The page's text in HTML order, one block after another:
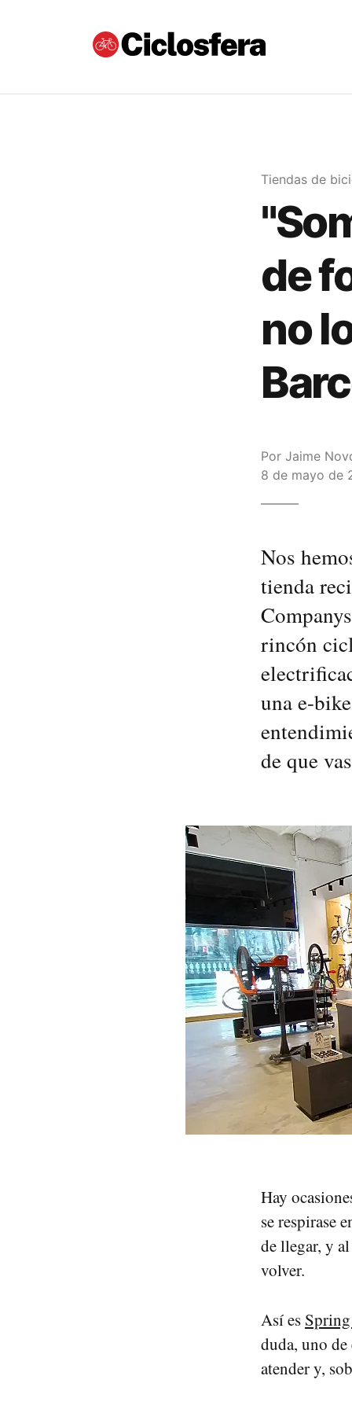
Tiendas de
de
no
Por Jaime
8 de mayo de
Nos
tienda
rincón
una e-
de que
Hay
se respirase
de llegar, y
volver.
Así es
duda, uno de
atender y,